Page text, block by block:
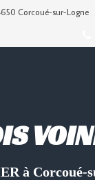
Corcoué-sur-Logne
à Corcoué-